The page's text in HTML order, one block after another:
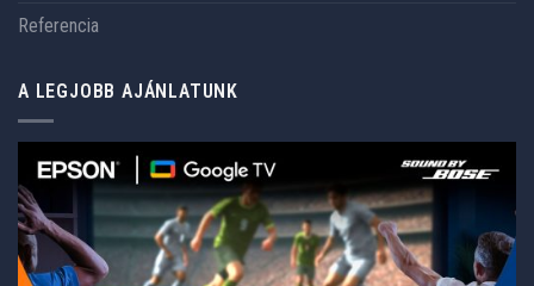
Referencia
A LEGJOBB AJÁNLATUNK